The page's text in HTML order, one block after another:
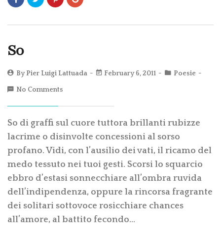
So
ByPier Luigi Lattuada February 6, 2011 Poesie
No Comments
So di graffi sul cuore tuttora brillanti rubizze
lacrime o disinvolte concessioni al sorso
profano. Vidi, con l’ausilio dei vati, il ricamo del
medo tessuto nei tuoi gesti. Scorsi lo squarcio
ebbro d’estasi sonnecchiare all’ombra ruvida
dell’indipendenza, oppure la rincorsa fragrante
dei solitari sottovoce rosicchiare chances
all’amore, al battito fecondo…